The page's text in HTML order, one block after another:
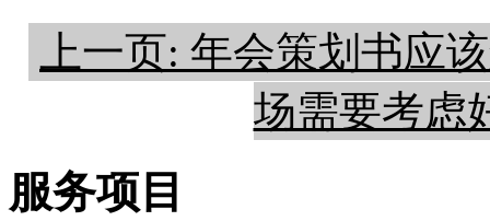
上一页: 年会策划书应
场需要考虑
服务项目